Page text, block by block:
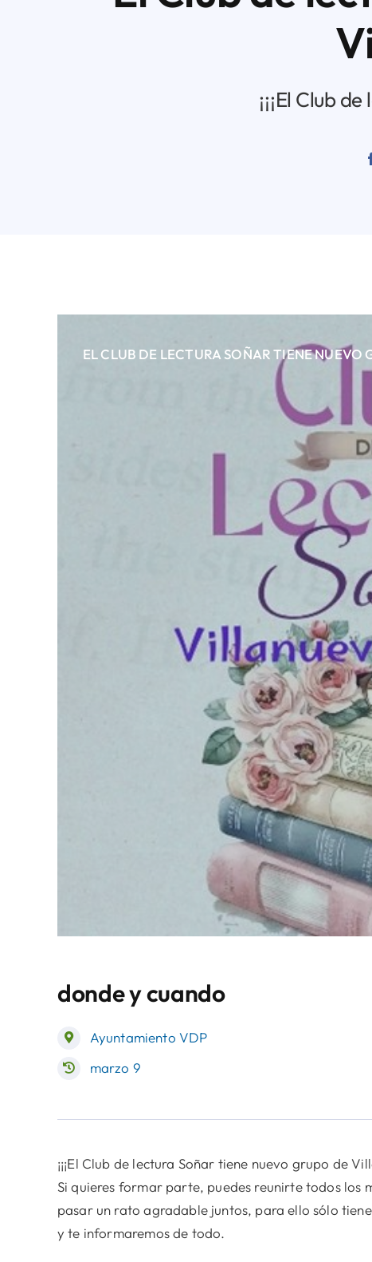
¡¡¡El Club
EL CLUB DE LECTURA SOÑAR TIENE NUEVO
donde y cuando
Ayuntamiento VDP
marzo 9
¡¡¡El Club de lectura Soñar tiene nuevo grupo de
Si quieres formar parte, puedes reunirte todos los
pasar un rato agradable juntos, para ello sólo
y te informaremos de todo.